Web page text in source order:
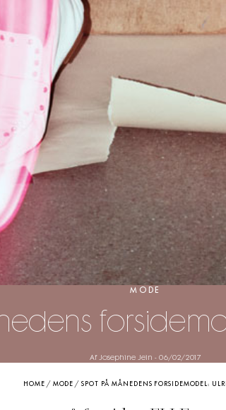
MODE
Af Josephine Jein - 06/02/2017
HOME / MODE / SPOT PÅ MÅNEDENS FORSIDEMODEL: